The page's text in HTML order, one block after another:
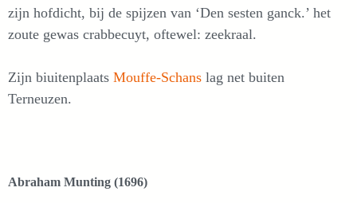
zijn hofdicht, bij de spijzen van ‘Den sesten ganck.’ het
zoute gewas crabbecuyt, oftewel: zeekraal.
Zijn biuitenplaats Mouffe-Schans lag net buiten
Terneuzen.
Abraham Munting (1696)